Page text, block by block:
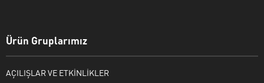
Ürün Gruplarımız
AÇILIŞLAR VE ETKİNLİKLER